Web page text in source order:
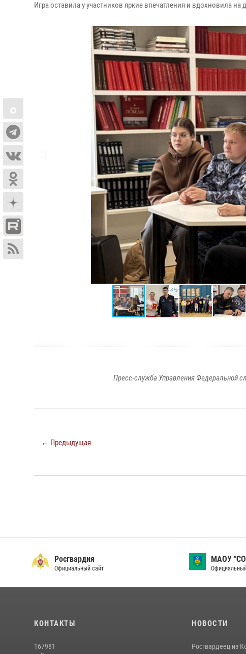
Игра оставила у участников яркие впечатления и вдохновила
Пресс-служба Управления Федеральной
← Предыдущая
Росгвардия
Официальный сайт
МАОУ
КОНТАКТЫ
167981
НОВОСТИ
Росгвардеец из